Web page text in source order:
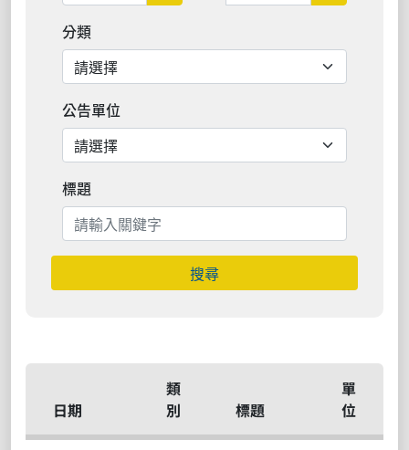
分類
公告單位
標題
搜尋
日期
類
別
標題
單
位